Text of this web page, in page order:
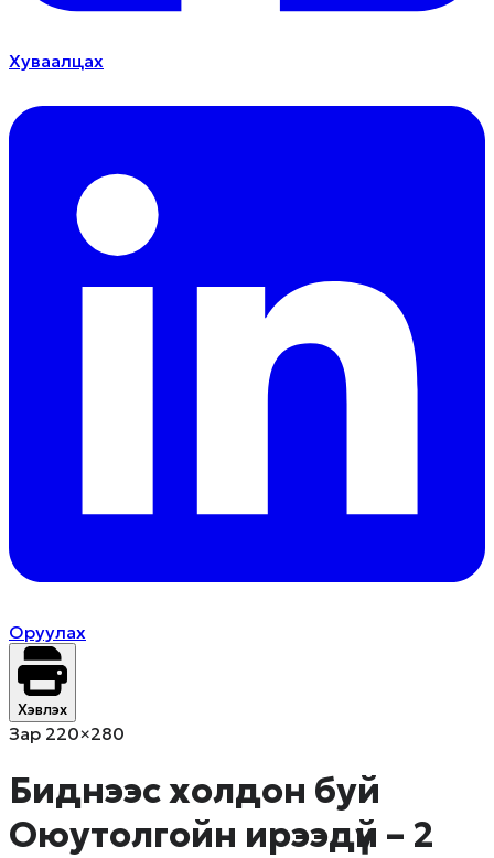
Хуваалцах
Оруулах
Хэвлэх
Зар 220×280
Биднээс холдон буй
Оюутолгойн ирээдүй – 2